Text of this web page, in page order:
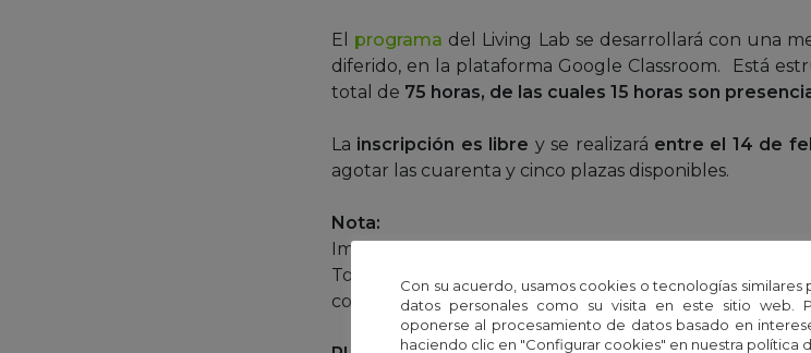
El programa del Living Lab se desarrollará con una
diferido, en la plataforma Google Classroom. Está
total de 75 horas, de las cuales 15 horas son
La inscripción es libre y se realizará entre el 14 de
agotar las cuarenta y cinco plazas disponibles.
Nota:
Imagen de portada: Recreación en 3D del Cuarto Real
Todas las recreaciones han sido realizadas por la
colaboración con la FPA El legado andalusí.
Con su acuerdo, usamos cookies o tecnologías
datos personales como su visita en este sitio web.
oponerse al procesamiento de datos basado en
haciendo clic en "Configurar cookies" en nuestra política